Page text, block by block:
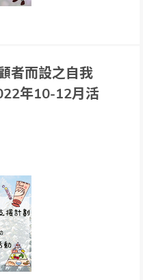
者而設之自我
年10-12月活